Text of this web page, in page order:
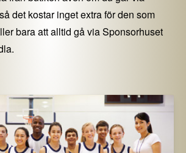
det kostar inget extra för den som
bara att alltid gå via Sponsorhuset